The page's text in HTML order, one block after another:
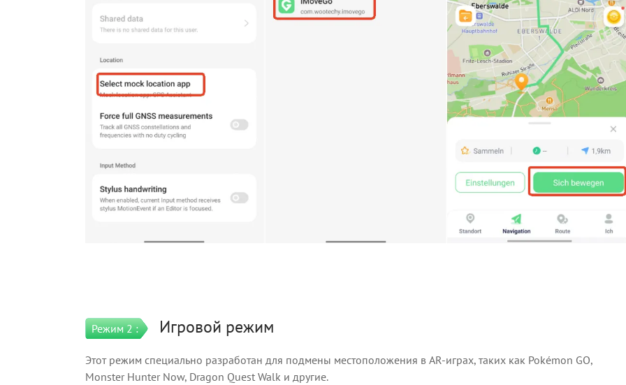
Режим 2 : Игровой режим
Этот режим специально разработан для подмены местоположения в AR-играх, таких как Pokémon GO,
Monster Hunter Now, Dragon Quest Walk и другие.